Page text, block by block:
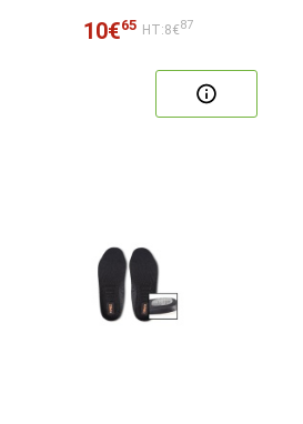
10€65 HT:8€87